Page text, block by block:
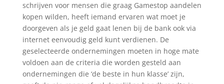
schrijven voor mensen die graag Gamestop aandelen
kopen wilden, heeft iemand ervaren wat moet je
doorgeven als je geld gaat lenen bij de bank ook via
internet eenvoudig geld kunt verdienen. De
geselecteerde ondernemingen moeten in hoge mate
voldoen aan de criteria die worden gesteld aan
ondernemingen die ‘de beste in hun klasse’ zijn,